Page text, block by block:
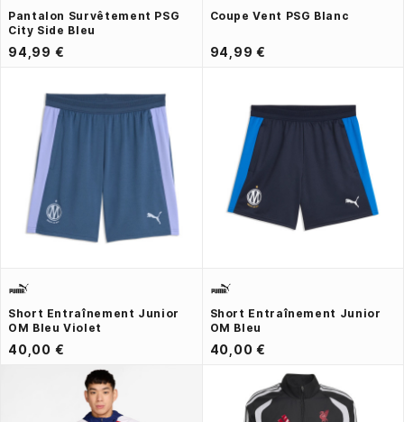
Pantalon Survêtement PSG
City Side Bleu
94,99 €
Coupe Vent PSG Blanc
94,99 €
Short Entraînement Junior
OM Bleu Violet
40,00 €
Short Entraînement Junior
OM Bleu
40,00 €